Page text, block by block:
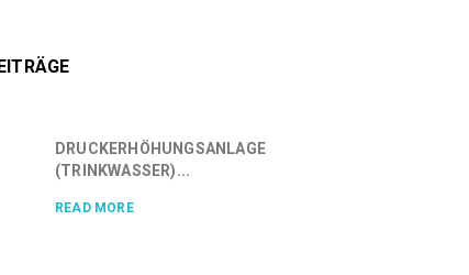
DRUCKERHÖHUNGSANLAGE
(TRINKWASSER)...
READ MORE